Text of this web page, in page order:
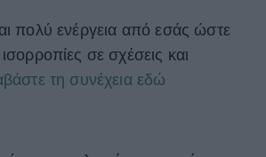
πολύ ενέργεια από εσάς ώστε
σε σχέσεις και
τη συνέχεια εδώ